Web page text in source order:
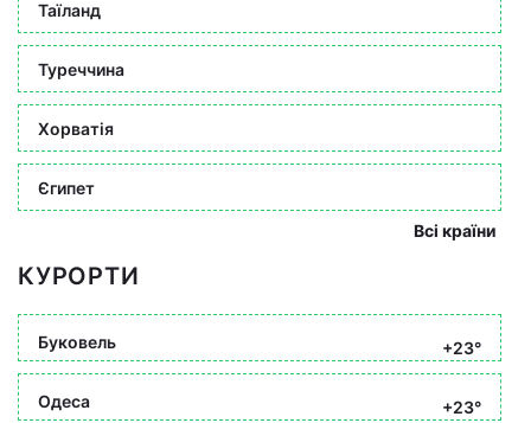
Таїланд
Туреччина
Хорватія
Єгипет
Всі країни
КУРОРТИ
Буковель +23°
Одеса +23°